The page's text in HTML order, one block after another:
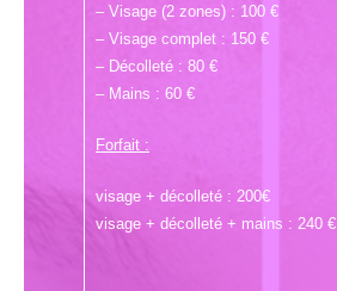
– Visage (2 zones) : 100 €
– Visage complet : 150 €
– Décolleté : 80 €
– Mains : 60 €
Forfait :
visage + décolleté : 200€
visage + décolleté + mains : 240 €